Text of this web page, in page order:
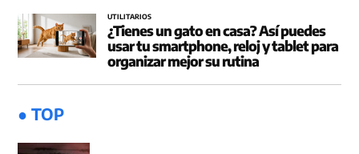
UTILITARIOS
¿Tienes un gato en casa? Así puedes
usar tu smartphone, reloj y tablet para
organizar mejor su rutina
● TOP